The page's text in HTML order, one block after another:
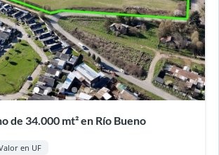
de 34.000 mt² en Río Bueno
en UF